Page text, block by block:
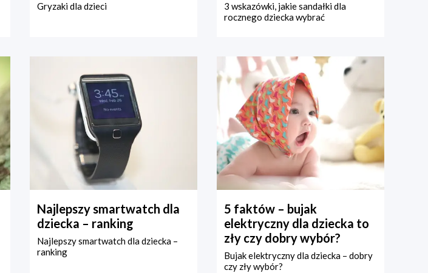
Gryzaki dla dzieci
3 wskazówki, jakie sandałki dla
rocznego dziecka wybrać
Najlepszy smartwatch dla
dziecka – ranking
Najlepszy smartwatch dla dziecka –
ranking
5 faktów – bujak
elektryczny dla dziecka to
zły czy dobry wybór?
Bujak elektryczny dla dziecka – dobry
czy zły wybór?